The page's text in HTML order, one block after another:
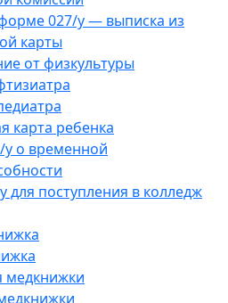
027/у — выписка из
карты
от физкультуры
карта ребенка
у о временной
для поступления в колледж
медкнижки